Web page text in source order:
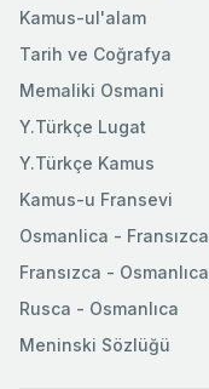
Kamus-ul'alam
Tarih ve Coğrafya
Memaliki Osmani
Y.Türkçe Lugat
Y.Türkçe Kamus
Kamus-u Fransevi
Osmanlica - Fransızca
Fransızca - Osmanlıca
Rusca - Osmanlıca
Meninski Sözlüğü